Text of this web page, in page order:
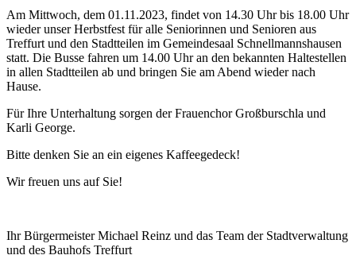
Am Mittwoch, dem 01.11.2023, findet von 14.30 Uhr bis 18.00 Uhr
wieder unser Herbstfest für alle Seniorinnen und Senioren aus
Treffurt und den Stadtteilen im Gemeindesaal Schnellmannshausen
statt. Die Busse fahren um 14.00 Uhr an den bekannten Haltestellen
in allen Stadtteilen ab und bringen Sie am Abend wieder nach
Hause.
Für Ihre Unterhaltung sorgen der Frauenchor Großburschla und
Karli George.
Bitte denken Sie an ein eigenes Kaffeegedeck!
Wir freuen uns auf Sie!
Ihr Bürgermeister Michael Reinz und das Team der Stadtverwaltung
und des Bauhofs Treffurt